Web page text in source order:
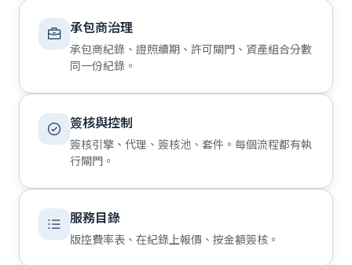
承包商治理
承包商紀錄、證照續期、許可閘門、資產組合分數
同一份紀錄。
簽核與控制
簽核引擎、代理、簽核池、套件。每個流程都有執
行閘門。
服務目錄
版控費率表、在紀錄上報價、按金額簽核。